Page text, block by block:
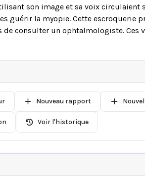
son image et sa voix circulaient
guérir la myopie. Cette escroquerie
consulter un ophtalmologiste. Ces
Nouveau rapport
Voir l'historique